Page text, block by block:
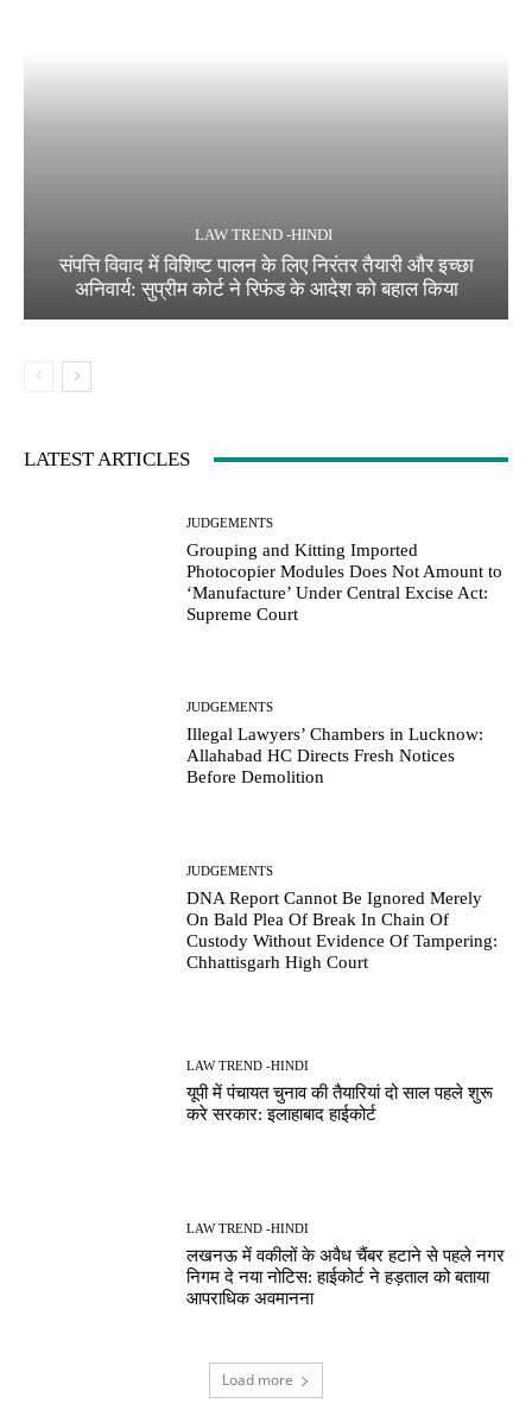
LAW TREND -HINDI
संपत्ति विवाद में विशिष्ट पालन के लिए निरंतर तैयारी और इच्छा
अनिवार्य: सुप्रीम कोर्ट ने रिफंड के आदेश को बहाल किया
LATEST ARTICLES
JUDGEMENTS
Grouping and Kitting Imported
Photocopier Modules Does Not Amount to
‘Manufacture’ Under Central Excise Act:
Supreme Court
JUDGEMENTS
Illegal Lawyers’ Chambers in Lucknow:
Allahabad HC Directs Fresh Notices
Before Demolition
JUDGEMENTS
DNA Report Cannot Be Ignored Merely
On Bald Plea Of Break In Chain Of
Custody Without Evidence Of Tampering:
Chhattisgarh High Court
LAW TREND -HINDI
यूपी में पंचायत चुनाव की तैयारियां दो साल पहले शुरू
करे सरकार: इलाहाबाद हाईकोर्ट
LAW TREND -HINDI
लखनऊ में वकीलों के अवैध चैंबर हटाने से पहले नगर
निगम दे नया नोटिस: हाईकोर्ट ने हड़ताल को बताया
आपराधिक अवमानना
Load more